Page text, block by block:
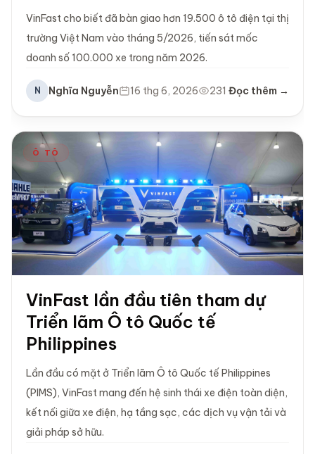
VinFast cho biết đã bàn giao hơn 19.500 ô tô điện tại thị
trường Việt Nam vào tháng 5/2026, tiến sát mốc
doanh số 100.000 xe trong năm 2026.
N Nghĩa Nguyễn 16 thg 6, 2026 231 Đọc thêm →
Ô TÔ
VinFast lần đầu tiên tham dự
Triển lãm Ô tô Quốc tế
Philippines
Lần đầu có mặt ở Triển lãm Ô tô Quốc tế Philippines
(PIMS), VinFast mang đến hệ sinh thái xe điện toàn diện,
kết nối giữa xe điện, hạ tầng sạc, các dịch vụ vận tải và
giải pháp sở hữu.